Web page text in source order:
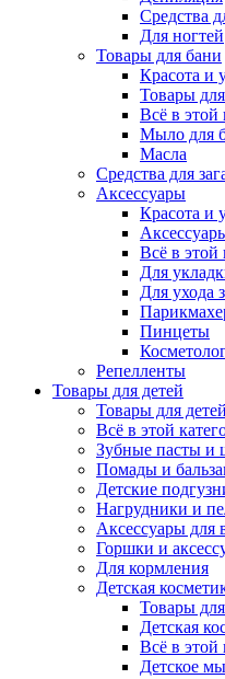
Средства
Для ногтей
Товары для бани
Красота и
Товары
Всё в этой
Мыло для
Масла
Средства для
Аксессуары
Красота и
Всё в этой
Для
Для ухода
Пинцеты
Репелленты
Товары для детей
Товары для детей
Всё в этой
Зубные пасты и
Помады и
Детские
Нагрудники и
Аксессуары для
Горшки и
Для кормления
Детская
Товары
Детская
Всё в этой
Детское